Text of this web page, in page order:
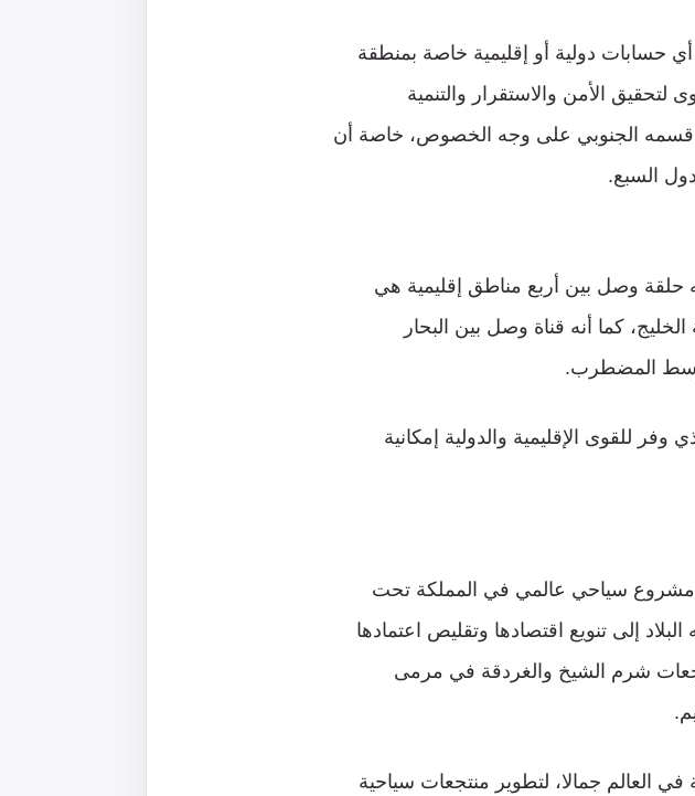
حسابات دولية أو إقليمية خاصة بمنطقة
الأمن والاستقرار والتنمية
قسمه الجنوبي على وجه الخصوص، خاصة أن
السبع.
حلقة وصل بين أربع مناطق إقليمية هي
كما أنه قناة وصل بين البحار
المضطرب.
وفر للقوى الإقليمية والدولية إمكانية
السعودية مطلع أغسطس/آب 2017 إطلاق مشروع سياحي عالمي في المملكة تحت
إلى تنويع اقتصادها وتقليص اعتمادها
شرم الشيخ والغردقة في مرمى
العالم جمالا، لتطوير منتجعات سياحية